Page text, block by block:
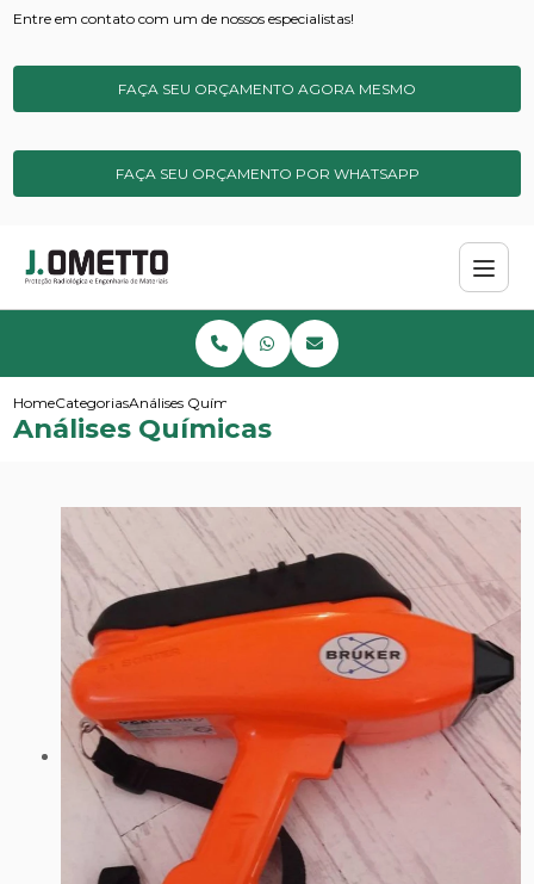
Entre em contato com um de nossos especialistas!
FAÇA SEU ORÇAMENTO AGORA MESMO
FAÇA SEU ORÇAMENTO POR WHATSAPP
HomeCategoriasAnálises Químicas
Análises Químicas